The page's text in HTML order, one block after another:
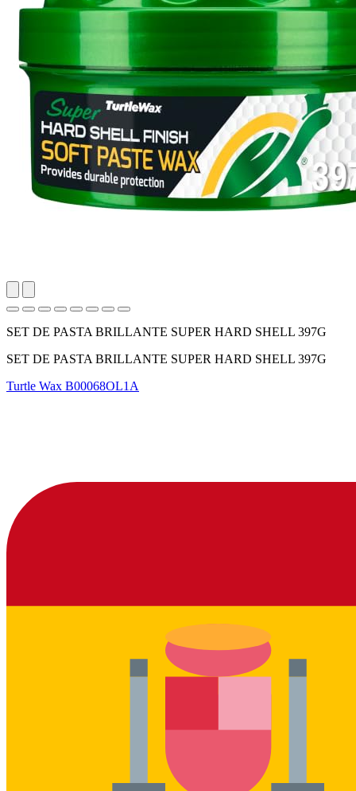
SET DE PASTA BRILLANTE SUPER HARD SHELL 397G
SET DE PASTA BRILLANTE SUPER HARD SHELL 397G
Turtle Wax B00068OL1A